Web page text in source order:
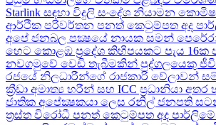
Starlink සඳහා විදුලි සංදේශ නියාමන
ආර්ථික පරිවර්තන පනත් කෙටුම්පත අද
අපේ ජනබල පක්‍ෂයේ නායක සමන්
හෙට කොළඹ ප්‍රදේශ කිහිපයකට පැය 16ක
නවගමුවේ වෙඩි තැබීමකින් පුද්ගලයෙකු
රජයේ නිලධාරීන්ගේ රාජකාරි වේලාවන්
ක්‍රීඩා අමාත්‍ය හරීන් සහ​ ICC ප්‍රධානියා
ජාතික අපේක්‍ෂකයා ලෙස රනිල් ජනපති
ත්‍රස්ත විරෝධී පනත් කෙටුම්පත අද